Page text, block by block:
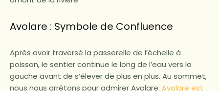
Avolare : Symbole de Confluence
Après avoir traversé la passerelle de l’échelle à
poisson, le sentier continue le long de l’eau vers la
gauche avant de s’élever de plus en plus. Au sommet,
nous nous arrêtons pour admirer Avolare. Avolare est